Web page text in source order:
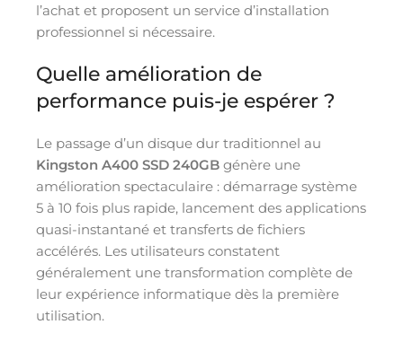
l’achat et proposent un service d’installation
professionnel si nécessaire.
Quelle amélioration de
performance puis-je espérer ?
Le passage d’un disque dur traditionnel au
Kingston A400 SSD 240GB génère une
amélioration spectaculaire : démarrage système
5 à 10 fois plus rapide, lancement des applications
quasi-instantané et transferts de fichiers
accélérés. Les utilisateurs constatent
généralement une transformation complète de
leur expérience informatique dès la première
utilisation.